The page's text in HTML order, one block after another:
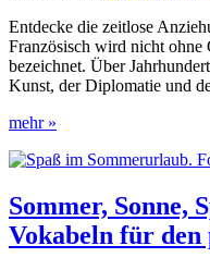
Entdecke die zeitlose
Französisch wird nicht ohne
bezeichnet. Über
Kunst, der Diplomatie und
Französisch:
Sprache
Kultur,
Kunst
und
mehr »
Sommer, Sonne,
Vokabeln für